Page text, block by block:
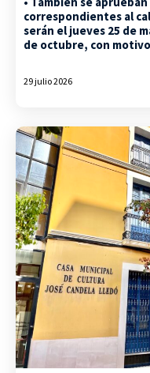
correspondientes al
serán el jueves 25 de
de octubre, con
29 julio 2026